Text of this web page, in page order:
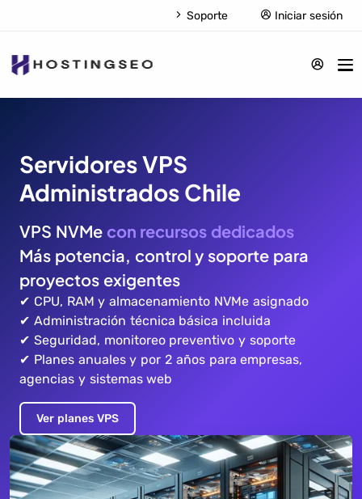
Soporte Iniciar sesión
Servidores VPS
Administrados Chile
VPS NVMe con recursos dedicados
Más potencia, control y soporte para
proyectos exigentes
✔ CPU, RAM y almacenamiento NVMe asignado
✔ Administración técnica básica incluida
✔ Seguridad, monitoreo preventivo y soporte
✔ Planes anuales y por 2 años para empresas,
agencias y sistemas web
Ver planes VPS